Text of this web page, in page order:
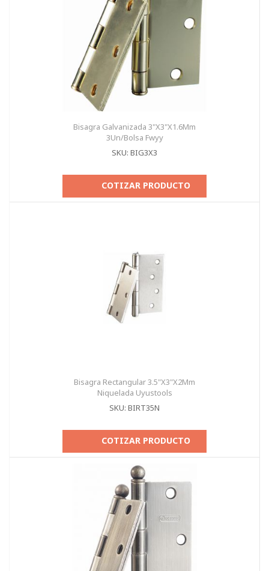
Bisagra Galvanizada 3"X3"X1.6Mm
3Un/Bolsa Fwyy
SKU: BIG3X3
COTIZAR PRODUCTO
Bisagra Rectangular 3.5"X3"X2Mm
Niquelada Uyustools
SKU: BIRT35N
COTIZAR PRODUCTO